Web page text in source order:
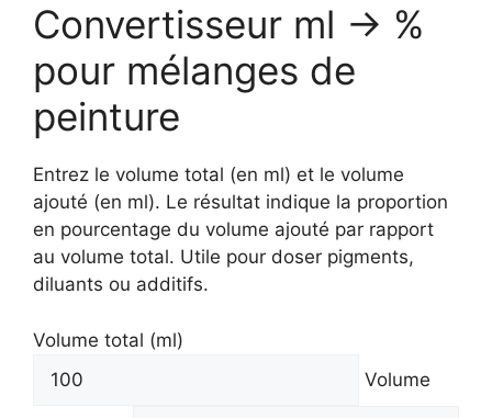
Convertisseur ml → %
pour mélanges de
peinture
Entrez le volume total (en ml) et le volume
ajouté (en ml). Le résultat indique la proportion
en pourcentage du volume ajouté par rapport
au volume total. Utile pour doser pigments,
diluants ou additifs.
Volume total (ml)
Volume